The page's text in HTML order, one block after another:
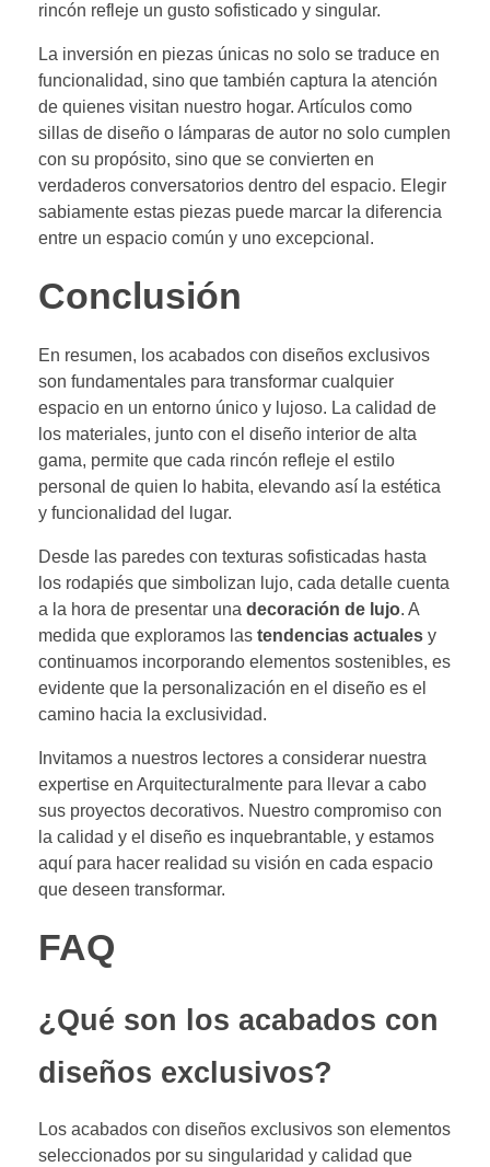
rincón refleje un gusto sofisticado y singular.
La inversión en piezas únicas no solo se traduce en
funcionalidad, sino que también captura la atención
de quienes visitan nuestro hogar. Artículos como
sillas de diseño o lámparas de autor no solo cumplen
con su propósito, sino que se convierten en
verdaderos conversatorios dentro del espacio. Elegir
sabiamente estas piezas puede marcar la diferencia
entre un espacio común y uno excepcional.
Conclusión
En resumen, los acabados con diseños exclusivos
son fundamentales para transformar cualquier
espacio en un entorno único y lujoso. La calidad de
los materiales, junto con el diseño interior de alta
gama, permite que cada rincón refleje el estilo
personal de quien lo habita, elevando así la estética
y funcionalidad del lugar.
Desde las paredes con texturas sofisticadas hasta
los rodapiés que simbolizan lujo, cada detalle cuenta
a la hora de presentar una decoración de lujo. A
medida que exploramos las tendencias actuales y
continuamos incorporando elementos sostenibles, es
evidente que la personalización en el diseño es el
camino hacia la exclusividad.
Invitamos a nuestros lectores a considerar nuestra
expertise en Arquitecturalmente para llevar a cabo
sus proyectos decorativos. Nuestro compromiso con
la calidad y el diseño es inquebrantable, y estamos
aquí para hacer realidad su visión en cada espacio
que deseen transformar.
FAQ
¿Qué son los acabados con
diseños exclusivos?
Los acabados con diseños exclusivos son elementos
seleccionados por su singularidad y calidad que